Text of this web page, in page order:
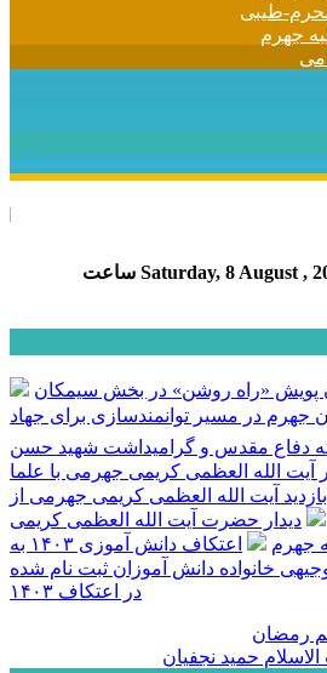
طیبی
جهرم
Saturday, 8 August , ساعت
پویش «راه روشن» در بخش سیمکان
جهرم در مسیر توانمندسازی برای جهاد
دفاع مقدس و گرامیداشت شهید حسن
آیت الله العظمی کریمی جهرمی با علما
بازدید آیت الله العظمی کریمی جهرمی از
دیدار حضرت آیت الله العظمی کریمی
جهرم
اعتکاف دانش آموزی ۱۴۰۳ به
خانواده دانش آموزان ثبت نام شده
در اعتکاف ۱۴۰۳
رمضان